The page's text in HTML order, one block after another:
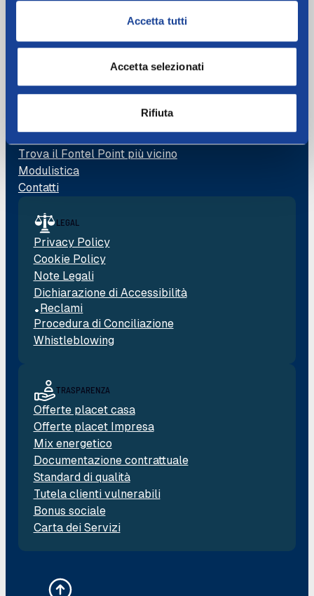
Accetta tutti
Accetta selezionati
Rifiuta
fontel@pec.it
Cerca
TRASPARENZA
Offerte placet casa
Offerte placet Impresa
Mix energetico
Documentazione contrattuale
Standard di qualità
Tutela clienti vulnerabili
Bonus sociale
Carta dei Servizi
LEGAL
Privacy Policy
Cookie Policy
Note Legali
Dichiarazione di Accessibilità
Reclami
Procedura di Conciliazione
Whistleblowing
Area Riservata
Trova il Fontel Point più vicino
Modulistica
Contatti